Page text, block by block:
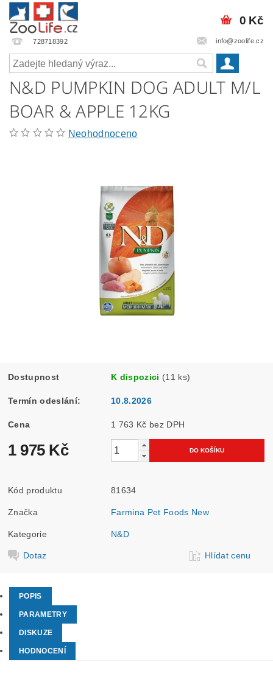
728718392 info@zoolife.cz
0 Kč
N&D PUMPKIN DOG ADULT M/L
BOAR & APPLE 12KG
Neohodnoceno
Dostupnost K dispozici (11 ks)
Termín odeslání: 10.8.2026
Cena 1 763 Kč bez DPH
1 975 Kč
Kód produktu 81634
Značka Farmina Pet Foods New
Kategorie N&D
Dotaz Hlídat cenu
POPIS
PARAMETRY
DISKUZE
HODNOCENÍ